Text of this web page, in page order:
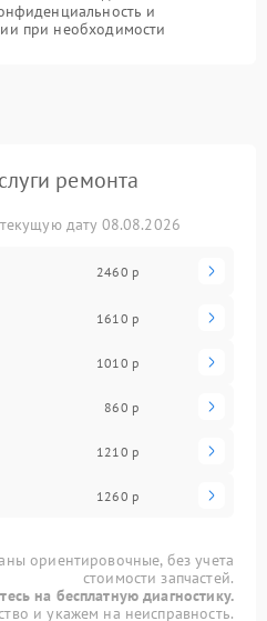
и
при необходимости
ремонта
дату 08.08.2026
2460 р
1610 р
1010 р
860 р
1210 р
1260 р
ориентировочные, без учета
стоимости запчастей.
на бесплатную диагностику.
и укажем на неисправность.